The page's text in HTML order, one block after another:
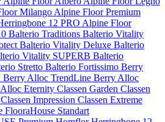
Milango Alpine Floor Premium
12 PRO Alpine Floor
Balterio Traditions Balterio Vitality
Balterio Vitality Deluxe Balterio
Vitality SUPERB Balterio
Stretto Balterio Fortissimo Berry
Berry Alloc TrendLine Berry Alloc
Eternity Classen Garden Classen
Classen Impression Classen Extreme
FlooraHouse Standart